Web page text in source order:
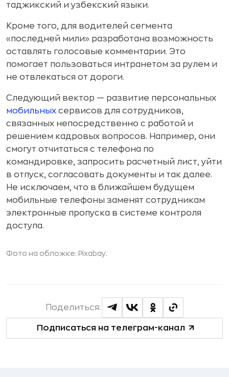
таджикский и узбекский языки.
Кроме того, для водителей сегмента
«последней мили» разработана возможность
оставлять голосовые комментарии. Это
помогает пользоваться интранетом за рулем и
не отвлекаться от дороги.
Следующий вектор — развитие персональных
мобильных сервисов для сотрудников,
связанных непосредственно с работой и
решением кадровых вопросов. Например, они
смогут отчитаться с телефона по
командировке, запросить расчетный лист, уйти
в отпуск, согласовать документы и так далее.
Не исключаем, что в ближайшем будущем
мобильные телефоны заменят сотрудникам
электронные пропуска в системе контроля
доступа.
Фото на обложке: Pixabay.
Подписаться на телеграм-канал
Поделиться: